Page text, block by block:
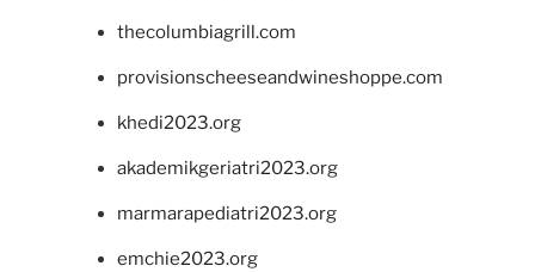
thecolumbiagrill.com
provisionscheeseandwineshoppe.com
khedi2023.org
akademikgeriatri2023.org
marmarapediatri2023.org
emchie2023.org